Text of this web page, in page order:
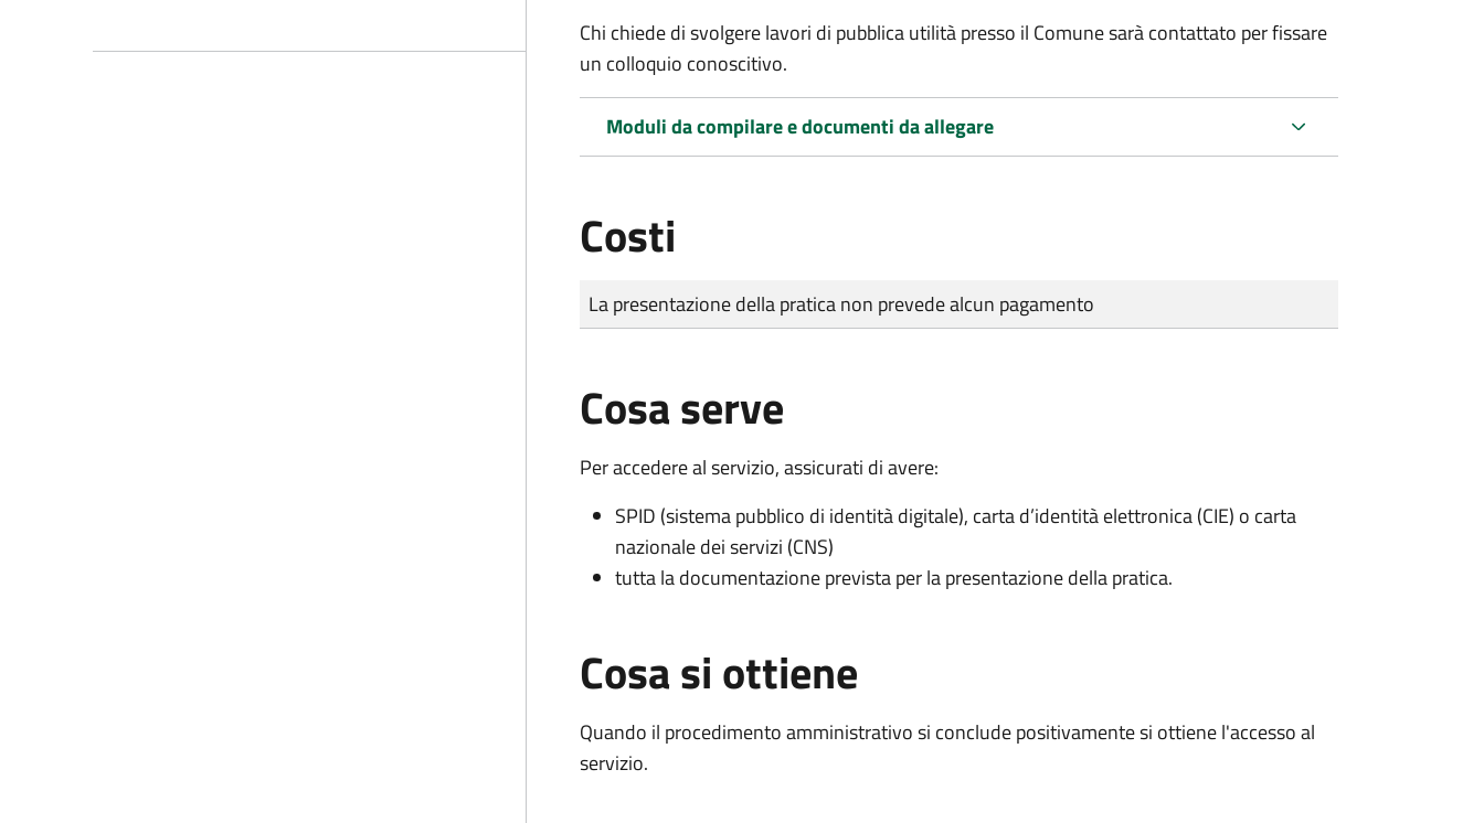
Chi chiede di svolgere lavori di pubblica utilità presso il Comune sarà contattato per fissare
un colloquio conoscitivo.
Moduli da compilare e documenti da allegare
Costi
Tipo di pagamento
Importo
La presentazione della pratica non prevede alcun pagamento
Cosa serve
Per accedere al servizio, assicurati di avere:
SPID (sistema pubblico di identità digitale), carta d’identità elettronica (CIE) o carta
nazionale dei servizi (CNS)
tutta la documentazione prevista per la presentazione della pratica.
Cosa si ottiene
Quando il procedimento amministrativo si conclude positivamente si ottiene l'accesso al
servizio.